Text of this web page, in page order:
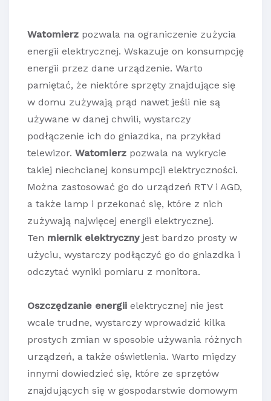
Watomierz pozwala na ograniczenie zużycia
energii elektrycznej. Wskazuje on konsumpcję
energii przez dane urządzenie. Warto
pamiętać, że niektóre sprzęty znajdujące się
w domu zużywają prąd nawet jeśli nie są
używane w danej chwili, wystarczy
podłączenie ich do gniazdka, na przykład
telewizor. Watomierz pozwala na wykrycie
takiej niechcianej konsumpcji elektryczności.
Można zastosować go do urządzeń RTV i AGD,
a także lamp i przekonać się, które z nich
zużywają najwięcej energii elektrycznej.
Ten miernik elektrycznyjest bardzo prosty w
użyciu, wystarczy podłączyć go do gniazdka i
odczytać wyniki pomiaru z monitora.
Oszczędzanie energii elektrycznej nie jest
wcale trudne, wystarczy wprowadzić kilka
prostych zmian w sposobie używania różnych
urządzeń, a także oświetlenia. Warto między
innymi dowiedzieć się, które ze sprzętów
znajdujących się w gospodarstwie domowym